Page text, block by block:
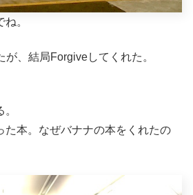
。
が、結局Forgiveしてくれた。
た本。なぜバナナの本をくれたの